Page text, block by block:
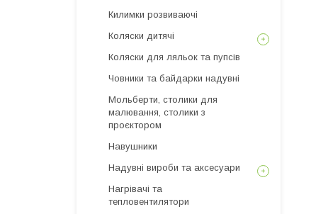
Килимки розвиваючі
Коляски дитячі
Коляски для ляльок та пупсів
Човники та байдарки надувні
Мольберти, столики для
малювання, столики з
проєктором
Навушники
Надувні вироби та аксесуари
Нагрівачі та
тепловентилятори